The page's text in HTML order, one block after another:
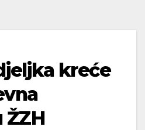
kreće
ŽZH